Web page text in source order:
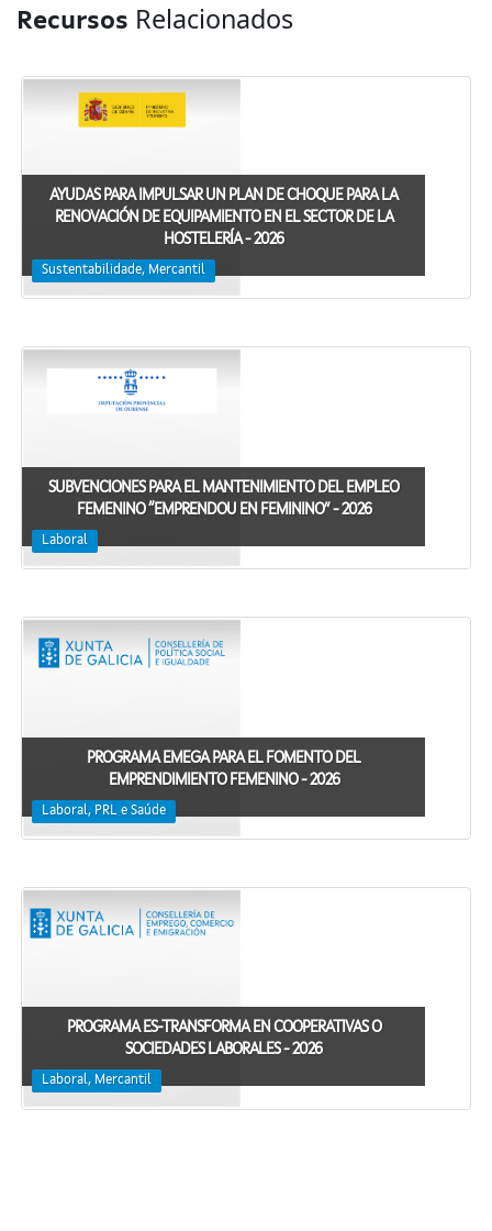
Recursos Relacionados
AYUDAS PARA IMPULSAR UN PLAN DE CHOQUE PARA LA
RENOVACIÓN DE EQUIPAMIENTO EN EL SECTOR DE LA
HOSTELERÍA - 2026
Sustentabilidade, Mercantil
SUBVENCIONES PARA EL MANTENIMIENTO DEL EMPLEO
FEMENINO “EMPRENDOU EN FEMININO” - 2026
Laboral
PROGRAMA EMEGA PARA EL FOMENTO DEL
EMPRENDIMIENTO FEMENINO - 2026
Laboral, PRL e Saúde
PROGRAMA ES-TRANSFORMA EN COOPERATIVAS O
SOCIEDADES LABORALES - 2026
Laboral, Mercantil